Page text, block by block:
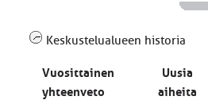
Keskustelualueen historia
Vuosittainen
yhteenveto
Uusia
aiheita